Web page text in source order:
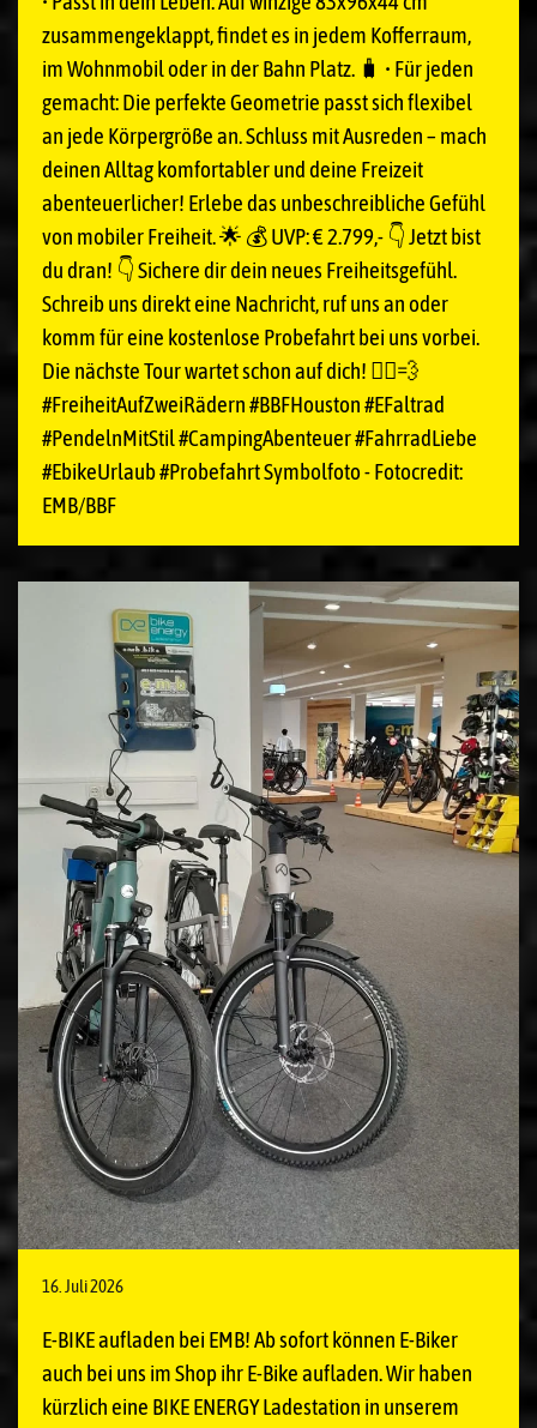
zusammengeklappt, findet es in jedem Kofferraum,
im Wohnmobil oder in der Bahn Platz. 🧳 • Für jeden
gemacht: Die perfekte Geometrie passt sich flexibel
an jede Körpergröße an. Schluss mit Ausreden – mach
deinen Alltag komfortabler und deine Freizeit
abenteuerlicher! Erlebe das unbeschreibliche Gefühl
von mobiler Freiheit. 🌟 💰 UVP: € 2.799,- 👇 Jetzt bist
du dran! 👇 Sichere dir dein neues Freiheitsgefühl.
Schreib uns direkt eine Nachricht, ruf uns an oder
komm für eine kostenlose Probefahrt bei uns vorbei.
Die nächste Tour wartet schon auf dich! 🚴‍♂️💨
#FreiheitAufZweiRädern #BBFHouston #EFaltrad
#PendelnMitStil #CampingAbenteuer #FahrradLiebe
#EbikeUrlaub #Probefahrt Symbolfoto - Fotocredit:
EMB/BBF
16. Juli 2026
E-BIKE aufladen bei EMB! Ab sofort können E-Biker
auch bei uns im Shop ihr E-Bike aufladen. Wir haben
kürzlich eine BIKE ENERGY Ladestation in unserem